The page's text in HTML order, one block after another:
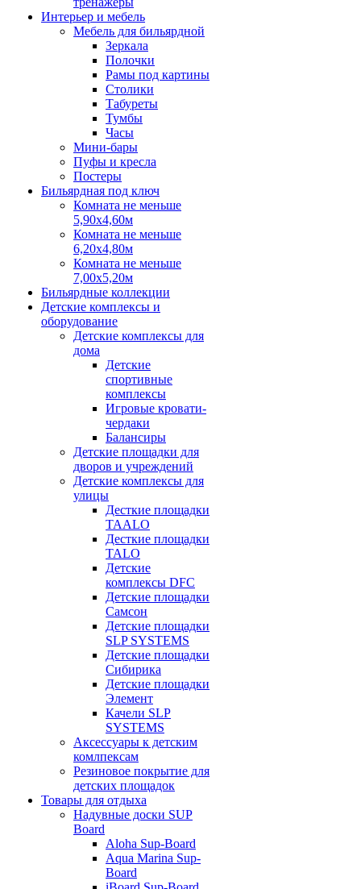
Интерьер и мебель
Мебель для бильярдной
Зеркала
Полочки
Рамы под картины
Столики
Табуреты
Тумбы
Часы
Мини-бары
Пуфы и кресла
Постеры
Бильярдная под ключ
Комната не меньше
5,90х4,60м
Комната не меньше
6,20х4,80м
Комната не меньше
7,00х5,20м
Бильярдные коллекции
Детские комплексы и
оборудование
Детские комплексы для
дома
Детские
спортивные
комплексы
Игровые кровати-
чердаки
Балансиры
Детские площадки для
дворов и учреждений
Детские комплексы для
улицы
Десткие площадки
TAALO
Десткие площадки
TALO
Детские
комплексы DFC
Детские площадки
Самсон
Детские площадки
SLP SYSTEMS
Детские площадки
Сибирика
Детские площадки
Элемент
Качели SLP
SYSTEMS
Аксессуары к детским
комлпексам
Резиновое покрытие для
детских площадок
Товары для отдыха
Надувные доски SUP
Board
Aloha Sup-Board
Aqua Marina Sup-
Board